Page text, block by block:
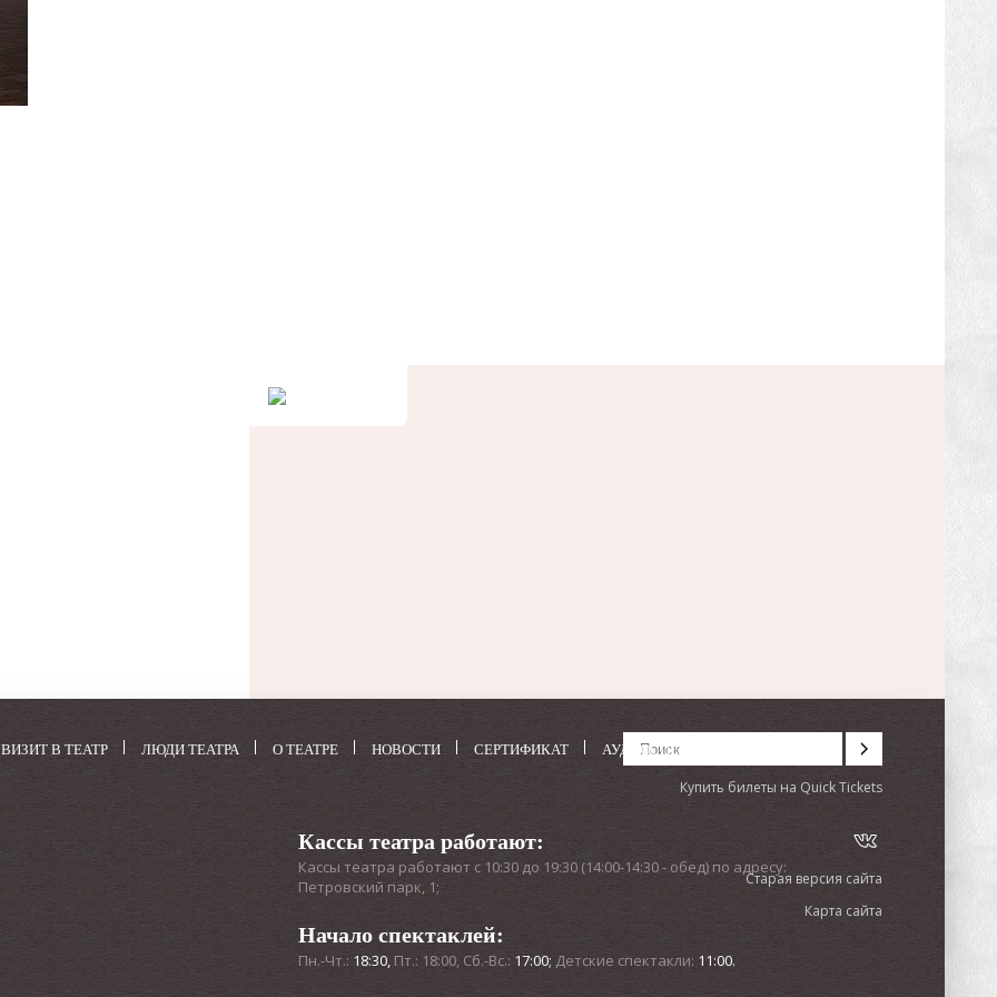
В
ВИЗИТ В ТЕАТР ЛЮДИ ТЕАТРА О ТЕАТРЕ НОВОСТИ СЕРТИФИКАТ АУДИОСПЕКТАКЛИ
Кассы театра работают:
Кассы театра работают с 10:30 до 19:30 (14:00-14:30 - обед) по адресу:
Петровский парк, 1;
Начало спектаклей:
Пн.-Чт.: 18:30,Пт.: 18:00, Сб.-Вс.: 17:00; Детские спектакли: 11:00.
Купить билеты на Quick Tickets
Старая версия сайта
Карта сайта